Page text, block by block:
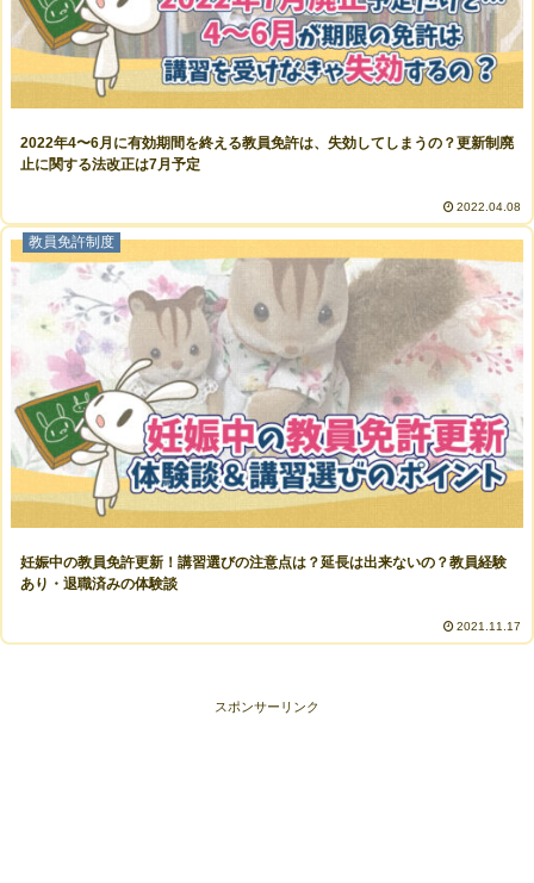
2022年4〜6月に有効期間を終える教員免許は、失効してしまうの？更新制廃
止に関する法改正は7月予定
2022.04.08
教員免許制度
妊娠中の教員免許更新！講習選びの注意点は？延長は出来ないの？教員経験
あり・退職済みの体験談
2021.11.17
スポンサーリンク